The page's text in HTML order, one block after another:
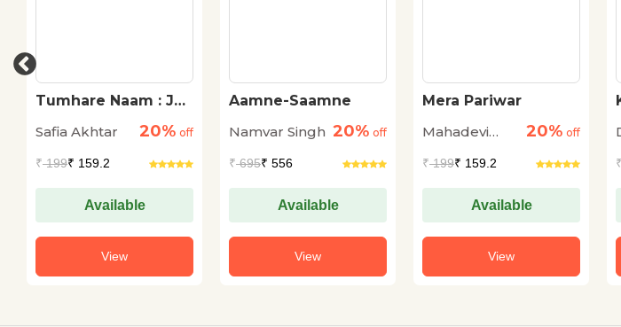
Tumhare Naam : Jan
Akhtar ke khat
Safia Akhtar 20% off
₹199₹ 159.2
Available
View
Aamne-Saamne
Namvar Singh 20% off
₹695₹ 556
Available
View
Mera Pariwar
Mahadevi
20% off
₹199₹ 159.2
Available
View
₹